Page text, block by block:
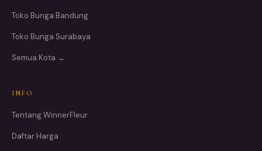
Toko Bunga Bandung
Toko Bunga Surabaya
Semua Kota →
INFO
Tentang WinnerFleur
Daftar Harga